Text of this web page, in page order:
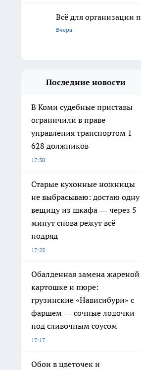
Всё для организации
Вчера
Последние новости
В Коми судебные приставы
ограничили в праве
управления транспортом 1
628 должников
17:30
Старые кухонные ножницы
не выбрасываю: достаю одну
вещицу из шкафа — через 5
минут снова режут всё
подряд
17:25
Обалденная замена жареной
картошке и пюре:
грузинские «Нависибури» с
фаршем — сочные лодочки
под сливочным соусом
17:17
Обои в цветочек и